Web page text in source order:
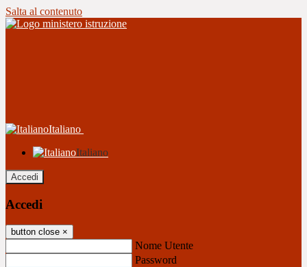
Salta al contenuto
Italiano
Italiano
Accedi
Accedi
button close ×
Nome Utente
Password